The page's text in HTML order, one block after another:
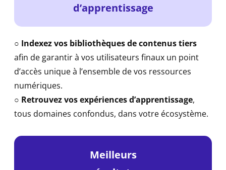
d’apprentissage
○ Indexez vos bibliothèques de contenus tiers
afin de garantir à vos utilisateurs finaux un point
d’accès unique à l’ensemble de vos ressources
numériques.
○ Retrouvez vos expériences d’apprentissage,
tous domaines confondus, dans votre écosystème.
Meilleurs